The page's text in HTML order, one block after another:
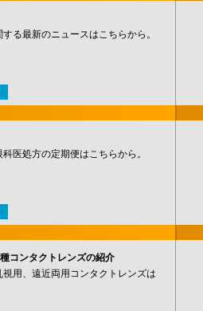
る最新のニュースはこちらから。
医処方の定期便はこちらから。
コンタクトレンズの紹介
用、遠近両用コンタクトレンズは